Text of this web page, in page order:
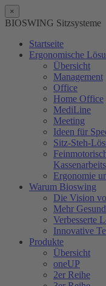
×
BIOSWING Sitzsysteme
Startseite
Ergonomische
Übersicht
Management
Office
Home Office
MediLine
Meeting
Ideen für
Sitz-Steh-
Ergonomie
Warum Bioswing
Die Vision
Mehr
Verbesserte
Innovative
Produkte
Übersicht
oneUP
2er Reihe